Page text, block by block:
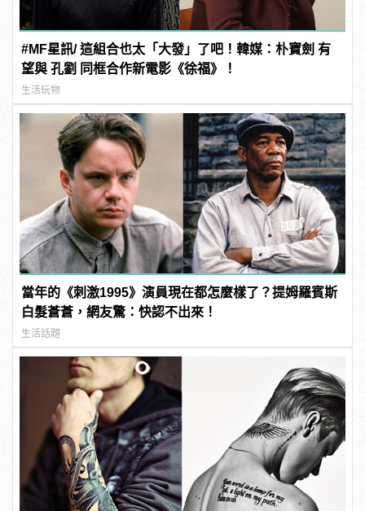
#MF星訊/ 這組合也太「大發」了吧！韓媒：朴寶劍 有
望與 孔劉 同框合作新電影《徐福》！
生活玩物
當年的《刺激1995》演員現在都怎麼樣了？提姆羅賓斯
白髮蒼蒼，網友驚：快認不出來！
生活話題